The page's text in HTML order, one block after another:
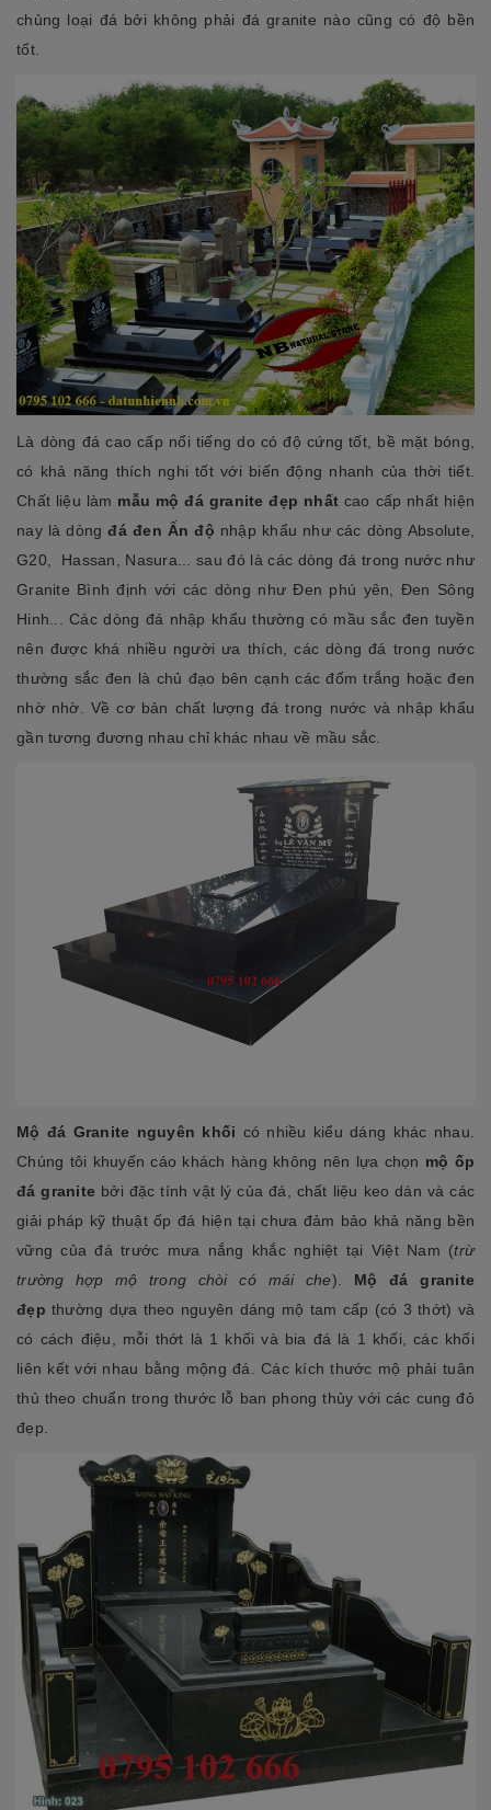
chủng loại đá bởi không phải đá granite nào cũng có độ bền
tốt.
Là dòng đá cao cấp nổi tiếng do có độ cứng tốt, bề mặt bóng,
có khả năng thích nghi tốt với biến động nhanh của thời tiết.
Chất liệu làm mẫu mộ đá granite đẹp nhất cao cấp nhất hiện
nay là dòngđá đen Ấn độ nhập khẩu như các dòng Absolute,
G20, Hassan, Nasura... sau đó là các dòng đá trong nước như
Granite Bình định với các dòng như Đen phú yên, Đen Sông
Hinh... Các dòng đá nhập khẩu thường có mầu sắc đen tuyền
nên được khá nhiều người ưa thích, các dòng đá trong nước
thường sắc đen là chủ đạo bên cạnh các đốm trắng hoặc đen
nhờ nhờ. Về cơ bản chất lượng đá trong nước và nhập khẩu
gần tương đương nhau chỉ khác nhau về mầu sắc.
Mộ đá Granite nguyên khối có nhiều kiểu dáng khác nhau.
Chúng tôi khuyến cáo khách hàng không nên lựa chọn mộ ốp
đá granite bởi đặc tính vật lý của đá, chất liệu keo dán và các
giải pháp kỹ thuật ốp đá hiện tại chưa đảm bảo khả năng bền
vững của đá trước mưa nắng khắc nghiệt tại Việt Nam (trừ
trường hợp mộ trong chòi có mái che). Mộ đá granite
đẹp thường dựa theo nguyên dáng mộ tam cấp (có 3 thớt) và
có cách điệu, mỗi thớt là 1 khối và bia đá là 1 khối, các khối
liên kết với nhau bằng mộng đá. Các kích thước mộ phải tuân
thủ theo chuẩn trong thước lỗ ban phong thủy với các cung đỏ
đẹp.